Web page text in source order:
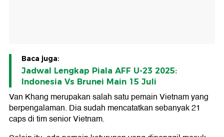
Baca juga:
Jadwal Lengkap Piala AFF U-23 2025:
Indonesia Vs Brunei Main 15 Juli
Van Khang merupakan salah satu pemain Vietnam yang
berpengalaman. Dia sudah mencatatkan sebanyak 21
caps di tim senior Vietnam.